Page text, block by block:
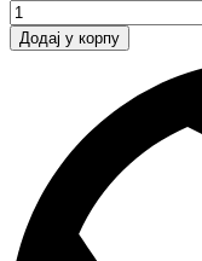
Додај у корпу